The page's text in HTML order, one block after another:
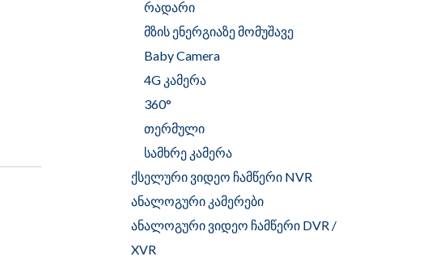
რადარი
მზის ენერგიაზე მომუშავე
Baby Camera
4G კამერა
360°
თერმული
სამხრე კამერა
ქსელური ვიდეო ჩამწერი NVR
ანალოგური კამერები
ანალოგური ვიდეო ჩამწერი DVR /
XVR